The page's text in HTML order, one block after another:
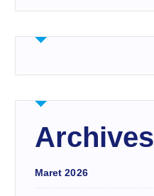
Archives
Maret 2026